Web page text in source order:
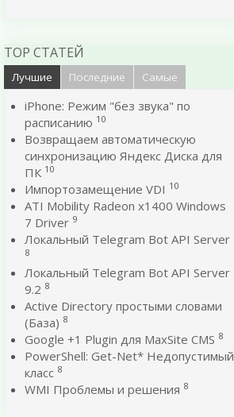
TOP СТАТЕЙ
Лучшие Последние Самые
iPhone: Режим "без звука" по
расписанию 10
Возвращаем автоматическую
синхронизацию Яндекс Диска для
ПК 10
Импортозамещение VDI 10
ATI Mobility Radeon x1400 Windows
7 Driver 9
Локальный Telegram Bot API Server
8
Локальный Telegram Bot API Server
9.2 8
Active Directory простыми словами
(База) 8
Google +1 Plugin для MaxSite CMS 8
PowerShell: Get-Net* Недопустимый
класс 8
WMI Проблемы и решения 8